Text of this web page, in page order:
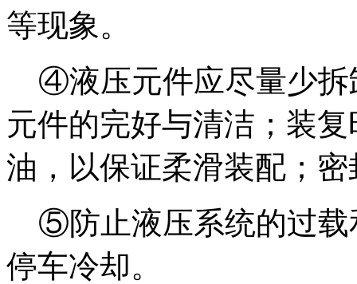
等现象。
④液压元件应尽量少拆
元件的完好与清洁；装
油，以保证柔滑装配；
⑤防止液压系统的过载
停车冷却。